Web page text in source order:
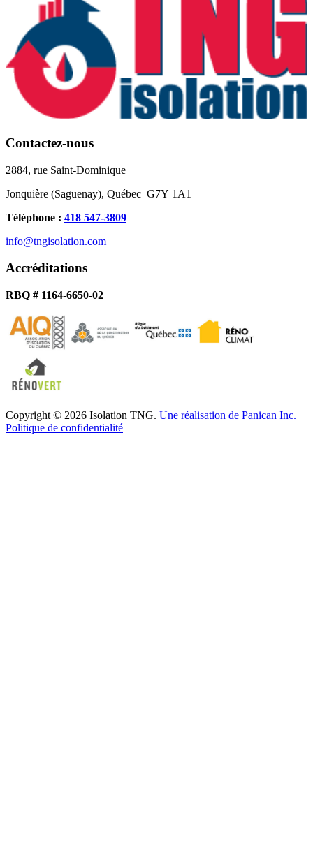
Contactez-nous
2884, rue Saint-Dominique
Jonquière (Saguenay), Québec G7Y 1A1
Téléphone : 418 547-3809
info@tngisolation.com
Accréditations
RBQ # 1164-6650-02
Copyright © 2026 Isolation TNG. Une réalisation de Panican Inc. |
Politique de confidentialité